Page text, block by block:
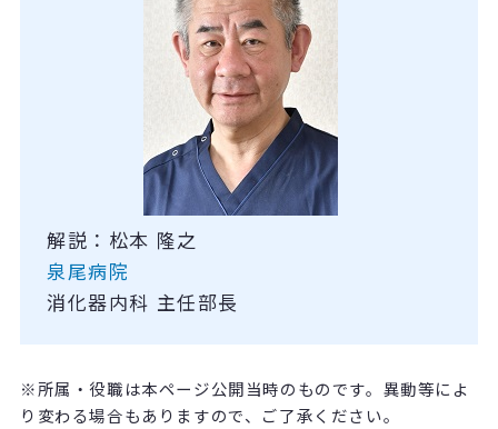
解説：松本 隆之
泉尾病院
消化器内科 主任部長
※所属・役職は本ページ公開当時のものです。異動等によ
り変わる場合もありますので、ご了承ください。